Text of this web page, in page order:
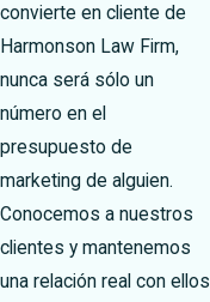
convierte en cliente de
Harmonson Law Firm,
nunca será sólo un
número en el
presupuesto de
marketing de alguien.
Conocemos a nuestros
clientes y mantenemos
una relación real con ellos